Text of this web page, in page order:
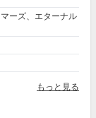
ーズ、エターナル
もっと見る